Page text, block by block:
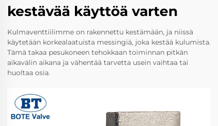
kestävää käyttöä varten
Kulmaventtiilimme on rakennettu kestämään, ja niissä
käytetään korkealaatuista messingiä, joka kestää kulumista.
Tämä takaa pesukoneen tehokkaan toiminnan pitkän
aikavälin aikana ja vähentää tarvetta usein vaihtaa tai
huoltaa osia.